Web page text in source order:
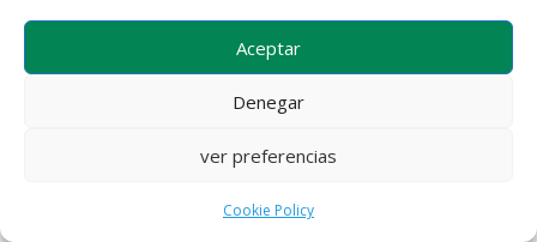
Aceptar
Denegar
ver preferencias
Cookie Policy